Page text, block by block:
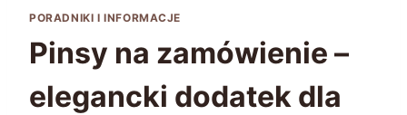
PORADNIKI I INFORMACJE
Pinsy na zamówienie –
elegancki dodatek dla